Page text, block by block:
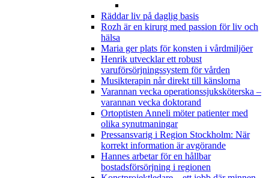
Räddar liv på daglig basis
Rozh är en kirurg med passion för liv och
hälsa
Maria ger plats för konsten i vårdmiljöer
Henrik utvecklar ett robust
varuförsörjningssystem för vården
Musikterapin når direkt till känslorna
Varannan vecka operationssjuksköterska –
varannan vecka doktorand
Ortoptisten Anneli möter patienter med
olika synutmaningar
Pressansvarig i Region Stockholm: När
korrekt information är avgörande
Hannes arbetar för en hållbar
bostadsförsörjning i regionen